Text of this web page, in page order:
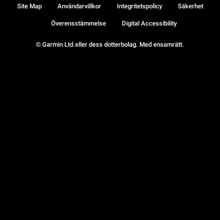
© Garmin Ltd.eller dess dotterbolag. Med ensamrätt.
Site Map Användarvillkor Integritetspolicy Säkerhet
Överensstämmelse Digital Accessibility